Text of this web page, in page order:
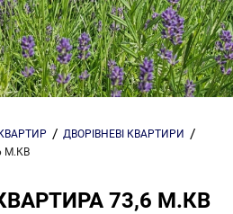
ДВОРІВНЕВІ КВАРТИРИ
М.КВ
73,6 М.КВ